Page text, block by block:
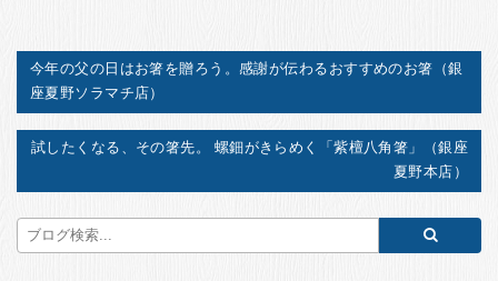
今年の父の日はお箸を贈ろう。感謝が伝わるおすすめのお箸（銀
座夏野ソラマチ店）
試したくなる、その箸先。 螺鈿がきらめく「紫檀八角箸」（銀座
夏野本店）